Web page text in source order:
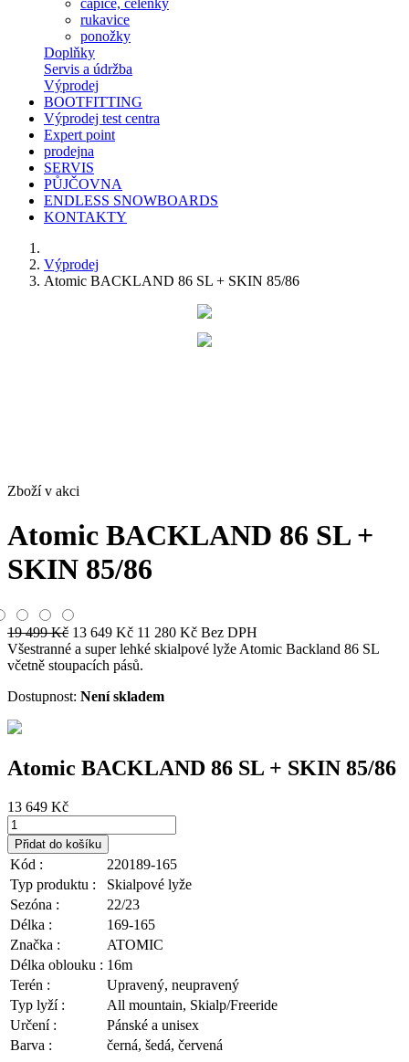
čapice, čelenky
rukavice
ponožky
Doplňky
Servis a údržba
Výprodej
BOOTFITTING
Výprodej test centra
Expert point
prodejna
SERVIS
PŮJČOVNA
ENDLESS SNOWBOARDS
KONTAKTY
Výprodej
Atomic BACKLAND 86 SL + SKIN 85/86
Zboží v akci
Atomic BACKLAND 86 SL +
SKIN 85/86
19 499Kč 13 649 Kč 11 280 Kč Bez DPH
Všestranné a super lehké skialpové lyže Atomic Backland 86 SL
včetně stoupacích pásů.
Dostupnost: Není skladem
Atomic BACKLAND 86 SL + SKIN 85/86
13 649 Kč
Přidat do košíku
Kód :
220189-165
Typ produktu :
Skialpové lyže
Sezóna :
22/23
Délka :
169-165
Značka :
ATOMIC
Délka oblouku : 16m
Terén :
Upravený, neupravený
Typ lyží :
All mountain, Skialp/Freeride
Určení :
Pánské a unisex
Barva :
černá, šedá, červená